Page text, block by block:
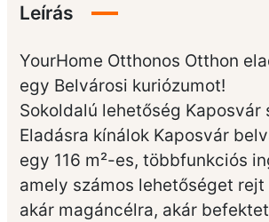
Leírás
YourHome Otthonos Otthon
egy Belvárosi kuriózumot!
Sokoldalú lehetőség Kaposvár
Eladásra kínálok Kaposvár
egy 116 m²-es, többfunkciós
amely számos lehetőséget rejt
akár magáncélra, akár